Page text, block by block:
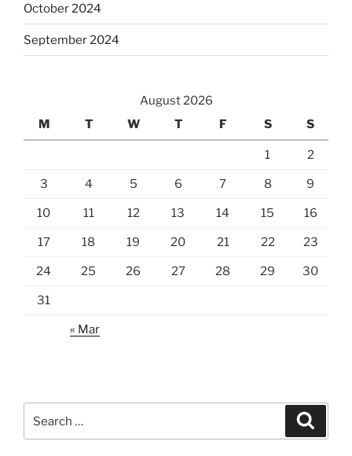
October 2024
September 2024
August 2026
M
T W T F S S
1 2
3 4 5 6 7 8 9
10 11 12 13 14 15 16
17 18 19 20 21 22 23
24 25 26 27 28 29 30
31
« Mar
for: